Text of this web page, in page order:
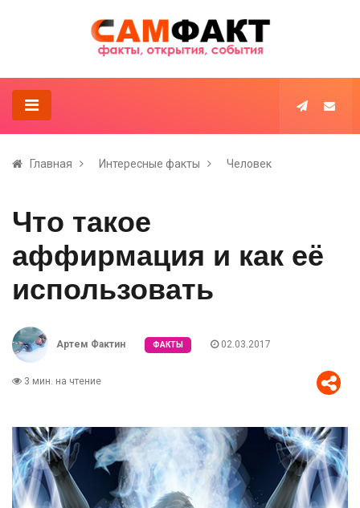
Главная Интересные факты Человек
Что такое
аффирмация и как её
использовать
Артем Фактин ФАКТЫ 02.03.2017
3 мин. на чтение